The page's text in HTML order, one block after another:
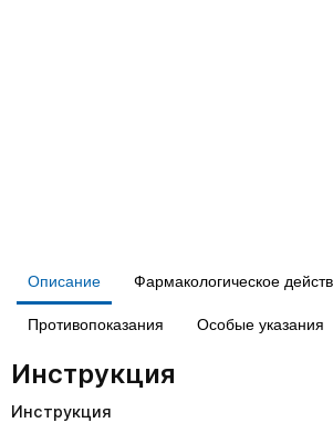
Описание Фармакологическое
Противопоказания Особые указания
Инструкция
Инструкция